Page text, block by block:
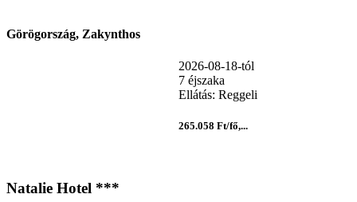
Görögország, Zakynthos
2026-08-18-tól
7 éjszaka
Ellátás: Reggeli
265.058 Ft/fő,...
Natalie Hotel ***